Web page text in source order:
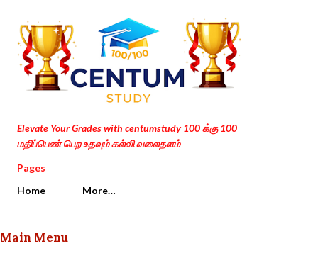
Skip to main content
Elevate Your Grades with centumstudy 100 க்கு 100
மதிப்பெண் பெற உதவும் கல்வி வலைதளம்
Pages
Home
More…
Main Menu